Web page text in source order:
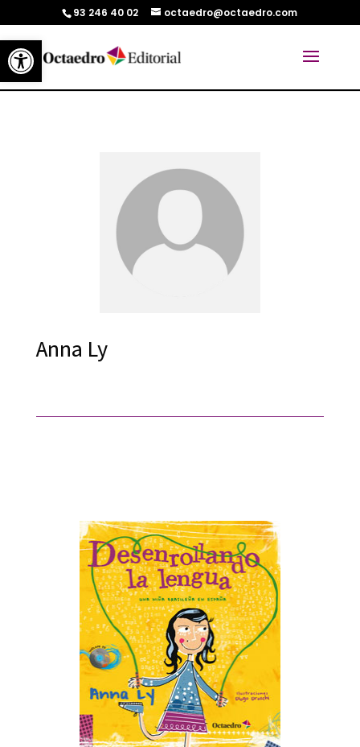
Abrir barra de herramientas
93 246 40 02 octaedro@octaedro.com
Anna Ly